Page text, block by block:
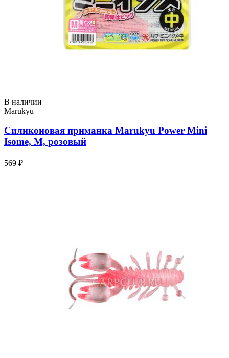
В наличии
Marukyu
Силиконовая приманка Marukyu Power Mini
Isome, M, розовый
569 ₽